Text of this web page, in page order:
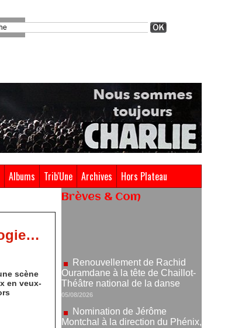
Albums Trib'Une Archives Hors Plateau
scène
en veux-
Brèves & Com
05/08/2026
Nomination de Jérôme
Montchal à la direction du Phénix,
Scène nationale de Valenciennes
Métropole
22/07/2026